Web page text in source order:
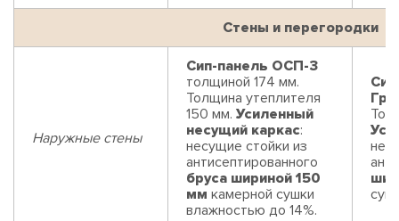
Стены и перегородки
Наружные стены
Сип-панель ОСП-3
толщиной 174 мм.
Толщина утеплителя
150 мм. Усиленный
несущий каркас:
несущие стойки из
антисептированного
бруса шириной 150
мм камерной сушки
влажностью до 14%.